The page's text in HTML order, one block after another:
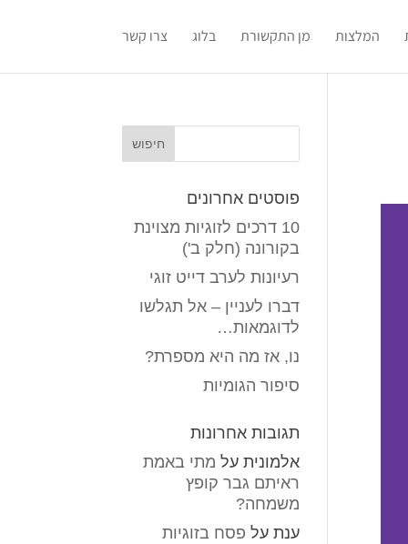
המלצות מן התקשורת בלוג צרו קשר
פוסטים אחרונים
10 דרכים לזוגיות מצוינת
בקורונה (חלק ב')
רעיונות לערב דייט זוגי
דברו לעניין – אל תגלשו
לדוגמאות…
נו, אז מה היא מספרת?
סיפור הגומיות
תגובות אחרונות
אלמונית על מתי באמת
ראיתם גבר קופץ
משמחה?
ענת על פסח בזוגיות